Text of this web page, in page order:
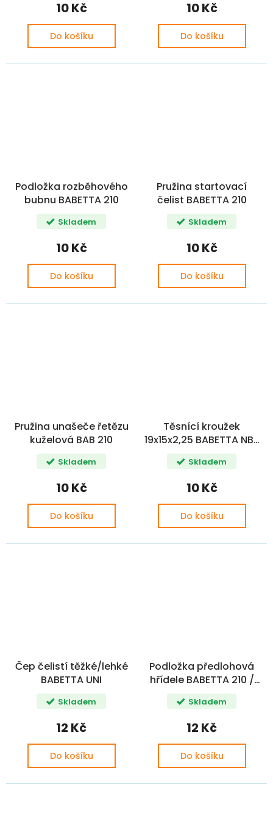
10 Kč
Do košíku
10 Kč
Do košíku
Podložka rozběhového
bubnu BABETTA 210
Skladem
10 Kč
Do košíku
Pružina startovací
čelist BABETTA 210
Skladem
10 Kč
Do košíku
Pružina unašeče řetězu
kuželová BAB 210
Skladem
10 Kč
Do košíku
Těsnící kroužek
19x15x2,25 BABETTA NBR
70 OE
Skladem
10 Kč
Do košíku
Čep čelistí těžké/lehké
BABETTA UNI
Skladem
12 Kč
Do košíku
Podložka předlohová
hřídele BABETTA 210 /
225
Skladem
12 Kč
Do košíku